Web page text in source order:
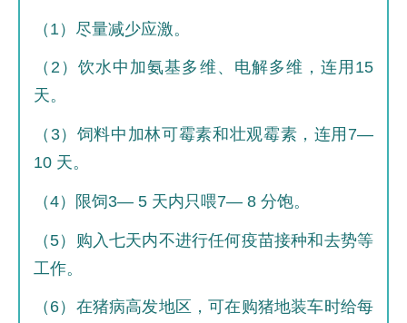
（1）尽量减少应激。
（2）饮水中加氨基多维、电解多维，连用15
天。
（3）饲料中加林可霉素和壮观霉素，连用7—
10 天。
（4）限饲3— 5 天内只喂7— 8 分饱。
（5）购入七天内不进行任何疫苗接种和去势等
工作。
（6）在猪病高发地区，可在购猪地装车时给每